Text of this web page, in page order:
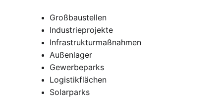
Großbaustellen
Industrieprojekte
Infrastrukturmaßnahmen
Außenlager
Gewerbeparks
Logistikflächen
Solarparks